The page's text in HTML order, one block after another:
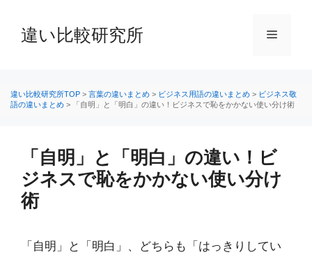
へ
ス
違い比較研究所 メ
違い比較研究所TOP > 言葉の違いまとめ > ビジネス用語の違いまとめ > ビジネス敬
語の違いまとめ > 「自明」と「明白」の違い！ビジネスで恥をかかない使い分け術
「自明」と「明白」の違い！ビ
ジネスで恥をかかない使い分け
術
「自明」と「明白」、どちらも「はっきりしてい